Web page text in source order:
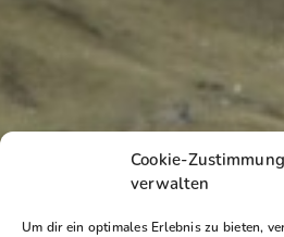
Cookie-Zustimmung
verwalten
Um dir ein optimales Erlebnis zu bieten,